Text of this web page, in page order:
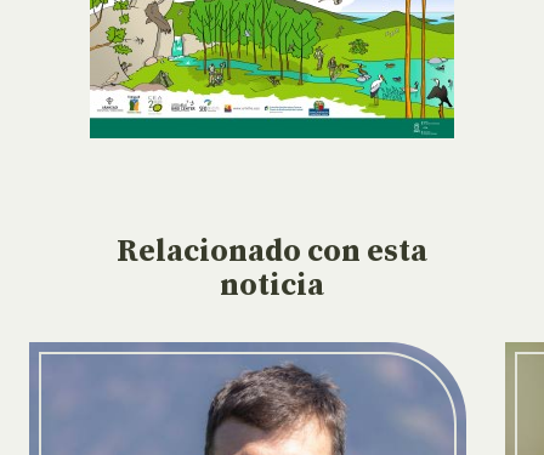
Relacionado con esta
noticia